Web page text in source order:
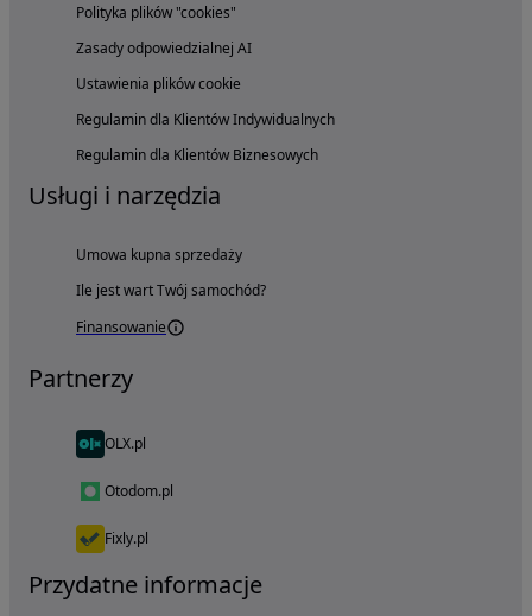
Polityka plików "cookies"
Zasady odpowiedzialnej AI
Ustawienia plików cookie
Regulamin dla Klientów Indywidualnych
Regulamin dla Klientów Biznesowych
Usługi i narzędzia
Umowa kupna sprzedaży
Ile jest wart Twój samochód?
Finansowanie
Partnerzy
OLX.pl
Otodom.pl
Fixly.pl
Przydatne informacje